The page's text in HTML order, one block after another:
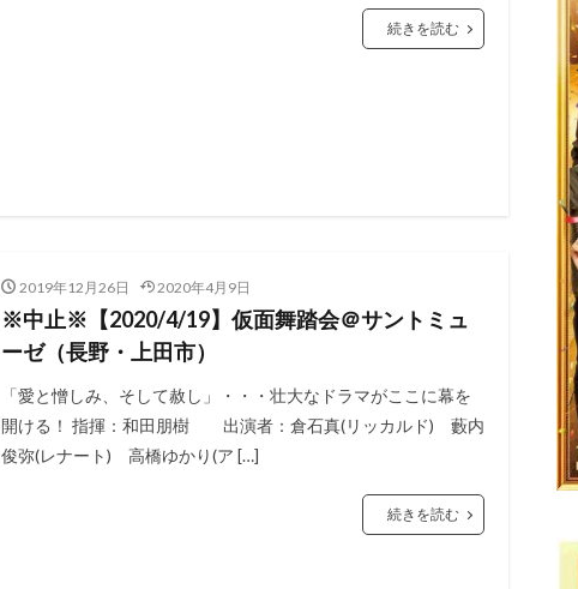
続きを読む
2019年12月26日 2020年4月9日
※中止※【2020/4/19】仮面舞踏会＠サントミュ
ーゼ（長野・上田市）
「愛と憎しみ、そして赦し」・・・壮大なドラマがここに幕を
開ける！ 指揮：和田朋樹 出演者：倉石真(リッカルド) 藪内
俊弥(レナート) 高橋ゆかり(ア […]
続きを読む